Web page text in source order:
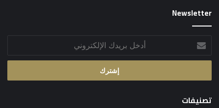
Newsletter
بريدك
الإلكتروني
تصنيفات